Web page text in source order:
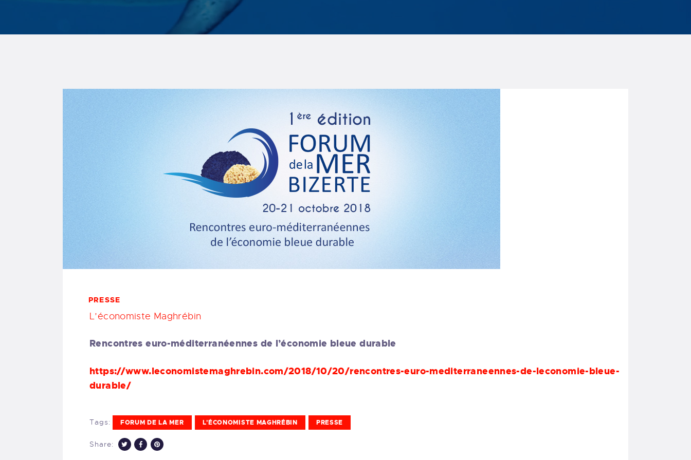
PRESSE
L’économiste Maghrébin
Rencontres euro-méditerranéennes de l’économie bleue durable
https://www.leconomistemaghrebin.com/2018/10/20/rencontres-euro-mediterraneennes-de-leconomie-bleue-
durable/
Tags: FORUM DE LA MER L'ÉCONOMISTE MAGHRÉBIN PRESSE
Share: